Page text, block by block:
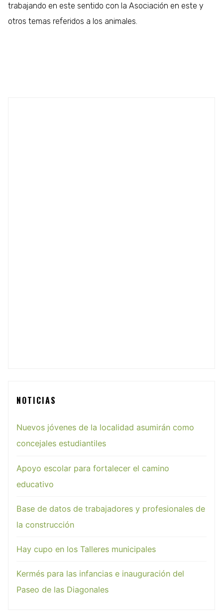
trabajando en este sentido con la Asociación en este y
otros temas referidos a los animales.
NOTICIAS
Nuevos jóvenes de la localidad asumirán como
concejales estudiantiles
Apoyo escolar para fortalecer el camino
educativo
Base de datos de trabajadores y profesionales de
la construcción
Hay cupo en los Talleres municipales
Kermés para las infancias e inauguración del
Paseo de las Diagonales